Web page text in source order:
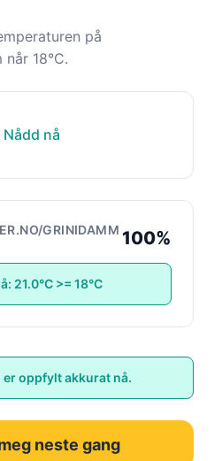
på
18°C.
nå
GRINIDAMM 100%
21.0°C >= 18°C
oppfylt akkurat nå.
neste gang